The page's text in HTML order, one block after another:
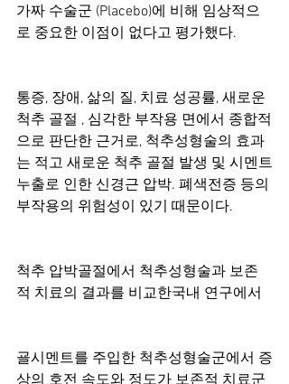
가짜 수술군 (Placebo)에 비해 임상적으
로 중요한 이점이 없다고 평가했다.
통증, 장애, 삶의 질, 치료 성공률, 새로운
척추 골절 , 심각한 부작용 면에서 종합적
으로 판단한 근거로, 척추성형술의 효과
는 적고 새로운 척추 골절 발생 및 시멘트
누출로 인한 신경근 압박. 폐색전증 등의
부작용의 위험성이 있기 때문이다.
척추 압박골절에서 척추성형술과 보존
적 치료의 결과를 비교한국내 연구에서
굘시멘트를 주입한 척추성형술군에서 증
상의 호전 속도와 정도가 보존적 치료군